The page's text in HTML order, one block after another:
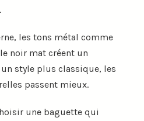
les tons métal comme
noir mat créent un
style plus classique, les
passent mieux.
une baguette qui